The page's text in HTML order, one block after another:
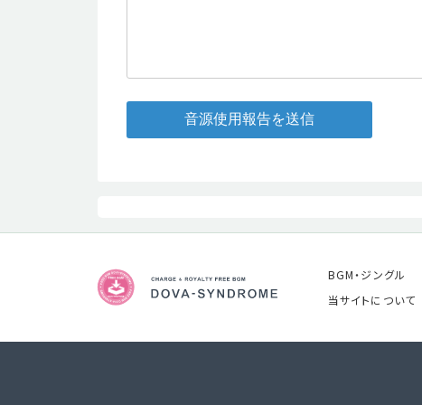
音源使用報告を送信
BGM・ジングル
当サイトについて